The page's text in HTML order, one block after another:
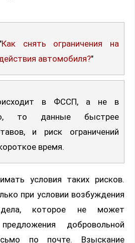
Как снять ограничения на
автомобиля?"
то данные быстрее
и риск ограничений
время.
условия таких рисков.
при условии возбуждения
дела, которое не может
добровольной
по почте. Взыскание